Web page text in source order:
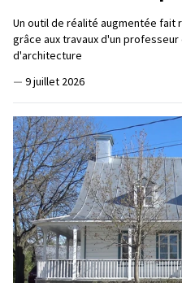
Un outil de réalité augmentée fait
grâce aux travaux d'un
d'architecture
— 9 juillet 2026